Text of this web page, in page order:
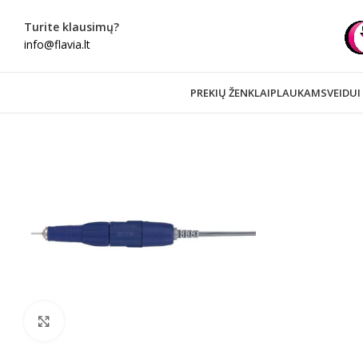
Turite klausimų?
info@flavia.lt
PREKIŲ ŽENKLAIPLAUKAMS